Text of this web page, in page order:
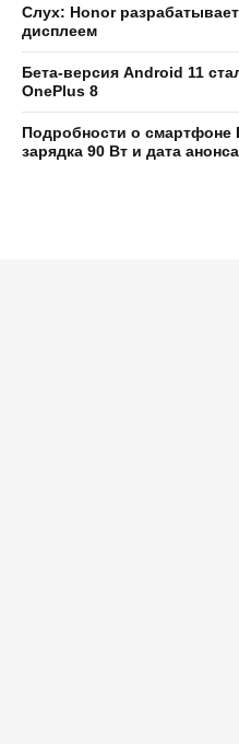
Слух: Honor
дисплеем
Бета-версия Android 11
OnePlus 8
Подробности о
зарядка 90 Вт и дата анонса